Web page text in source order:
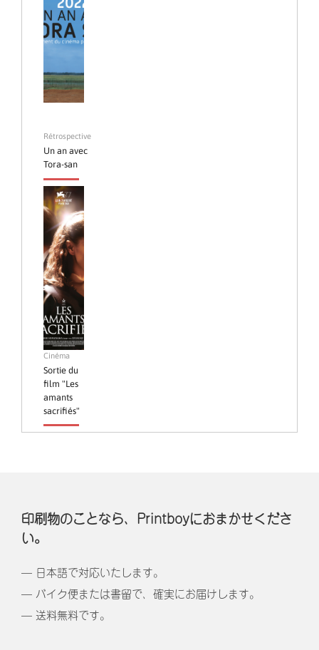
Rétrospective
Un an avec
Tora-san
Cinéma
Sortie du
film "Les
amants
sacrifiés"
印刷物のことなら、Printboyにおまかせくださ
い。
— 日本語で対応いたします。
— バイク便または書留で、確実にお届けします。
— 送料無料です。